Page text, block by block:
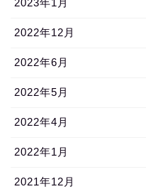
2022年12月
2022年6月
2022年5月
2022年4月
2022年1月
2021年12月